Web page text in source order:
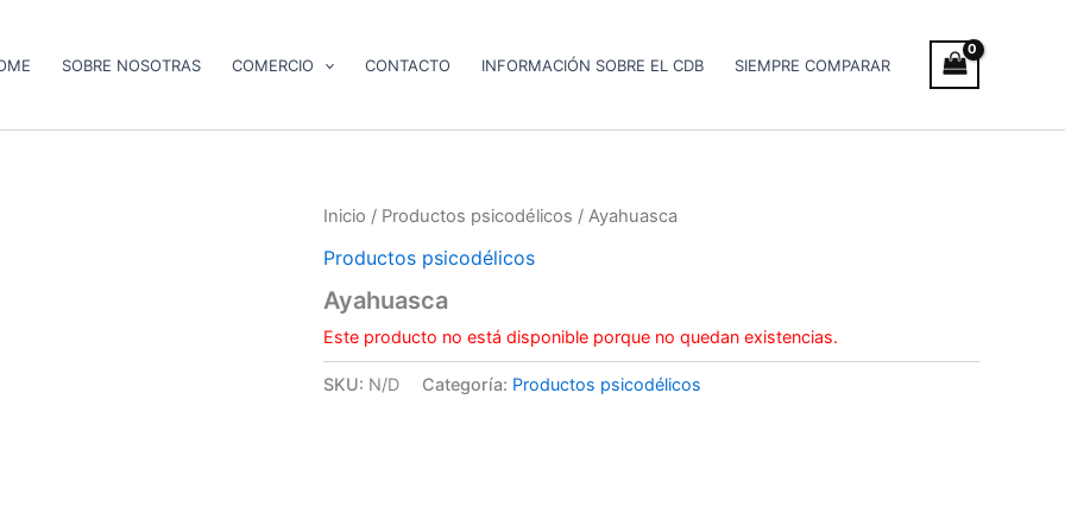
SOBRE NOSOTRAS COMERCIO CONTACTO INFORMACIÓN SOBRE EL CDB SIEMPRE COMPARAR
Inicio / Productos psicodélicos / Ayahuasca
Productos psicodélicos
Ayahuasca
Este producto no está disponible porque no quedan existencias.
SKU: N/D Categoría: Productos psicodélicos